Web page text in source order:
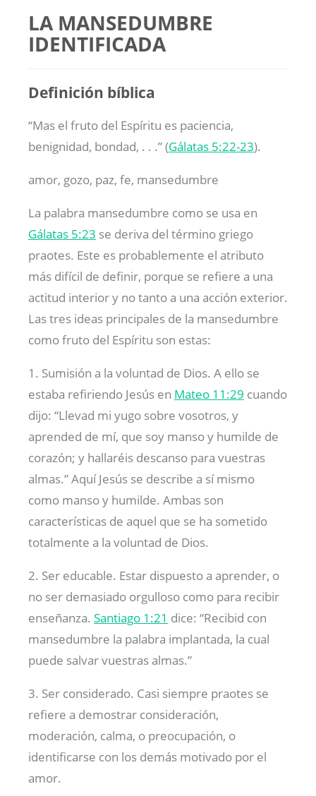
LA MANSEDUMBRE
IDENTIFICADA
Definición bíblica
“Mas el fruto del Espíritu es paciencia,
benignidad, bondad, . . .” (Gálatas 5:22-23).
amor, gozo, paz, fe, mansedumbre
La palabra mansedumbre como se usa en
Gálatas 5:23 se deriva del término griego
praotes. Este es probablemente el atributo
más difícil de definir, porque se refiere a una
actitud interior y no tanto a una acción exterior.
Las tres ideas principales de la mansedumbre
como fruto del Espíritu son estas:
1. Sumisión a la voluntad de Dios. A ello se
estaba refiriendo Jesús en Mateo 11:29 cuando
dijo: “Llevad mi yugo sobre vosotros, y
aprended de mí, que soy manso y humilde de
corazón; y hallaréis descanso para vuestras
almas.” Aquí Jesús se describe a sí mismo
como manso y humilde. Ambas son
características de aquel que se ha sometido
totalmente a la voluntad de Dios.
2. Ser educable. Estar dispuesto a aprender, o
no ser demasiado orgulloso como para recibir
enseñanza. Santiago 1:21 dice: “Recibid con
mansedumbre la palabra implantada, la cual
puede salvar vuestras almas.”
3. Ser considerado. Casi siempre praotes se
refiere a demostrar consideración,
moderación, calma, o preocupación, o
identificarse con los demás motivado por el
amor.